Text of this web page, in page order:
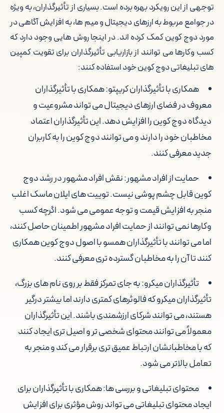
توجهی از این رویکرد بهره برده است. بسیاری از تأثیرگذاران، به ویژه
در جوامع مربوط به ارزهای دیجیتال و میم ها، به افزایش آگاهی در
مورد دوج کوین کمک کرده اند. در اینجا روش هایی وجود دارد که
کسب وکارها می توانند از بازاریابی تأثیرگذاران برای تقویت کمپین
های تبلیغاتی دوج کوین خود استفاده کنند:
همکاری با تأثیرگذاران کریپتو: همکاری با تأثیرگذاران
معروف در فضای ارزهای دیجیتال می تواند مشروعیت و
دیدگاه دوج کوین را افزایش دهد. این تأثیرگذاران اعتماد
مخاطبان خود را دارند و می توانند دوج کوین را به کاربران
جدید معرفی کنند.
حمایت از افراد مشهور: نقش افراد مشهور در رشد دوج
کوین قابل چشم پوشی نیست. توییت های ایلان ماسک اغلب
منجر به افزایش قیمت و توجه عمومی می شود. اگرچه کسب
وکارها نمی توانند از حمایت افراد مشهور اطمینان حاصل کنند،
اما می توانند با تأثیرگذاران همسو با اصول دوج کوین همکاری
کنند تا آن را به مخاطبان گسترده تری معرفی کنند.
تأثیرگذاران میکرو: به جای تمرکز فقط بر روی نام های بزرگ،
تأثیرگذاران میکرو که فالوئرهای کمتری دارند اما بیشتر درگیر
هستند، می توانند شرکای ارزشمندی باشند. این تأثیرگذاران
معمولاً می توانند محتوای شخصی تر و اصیل تری ایجاد کنند
که با مخاطبانشان ارتباط عمیق تری برقرار می کند و منجر به
تعامل بالاتر می شود.
محتوای تبلیغاتی و بررسی ها: همکاری با تأثیرگذاران برای
ایجاد محتوای تبلیغاتی می تواند روش مؤثری برای افزایش